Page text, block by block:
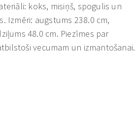
koks, misiņš, spogulis un
Izmēri: augstums 238.0 cm,
48.0 cm. Piezīmes par
vecumam un izmantošanai.